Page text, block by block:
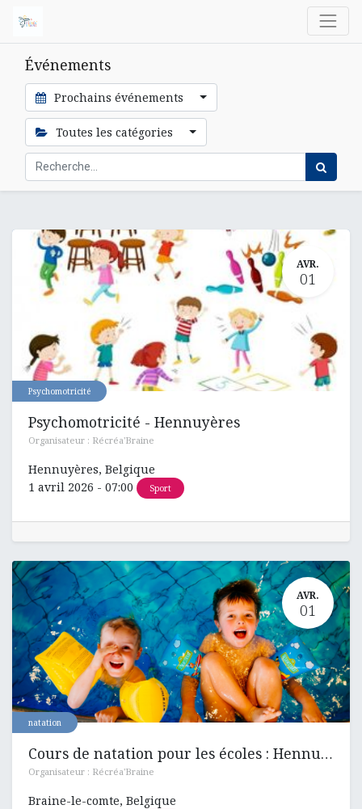
Événements
Prochains événements
Toutes les catégories
AVR.
01
Psychomotricité
Psychomotricité - Hennuyères
Organisateur : Récréa'Braine
Hennuyères, Belgique
1 avril 2026 - 07:00 Sport
AVR.
01
natation
Cours de natation pour les écoles : Hennuyères , Ronquières et Henripont
Organisateur : Récréa'Braine
Braine-le-comte, Belgique